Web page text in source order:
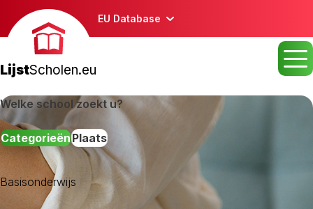
EU Database
LijstScholen.eu
Welke school zoekt u?
CategorieënPlaats
Basisonderwijs